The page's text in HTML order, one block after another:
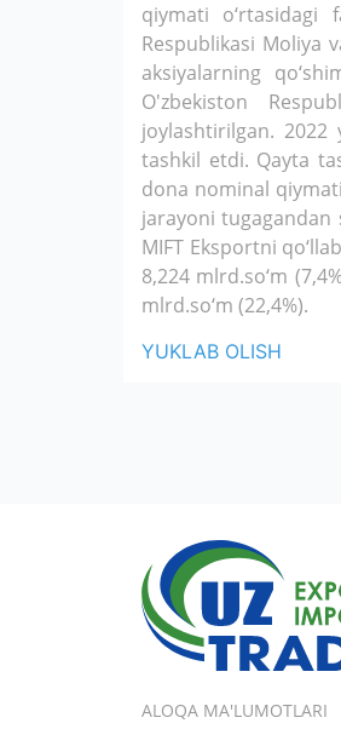
qiymati o‘rtasidagi
Respublikasi Moliya
aksiyalarning
O'zbekiston
joylashtirilgan. 2022
tashkil etdi. Qayta
dona nominal qiymati
jarayoni tugagandan
MIFT Eksportni
8,224 mlrd.so‘m
mlrd.so‘m (22,4%).
YUKLAB OLISH
ALOQA MA'LUMOTLARI